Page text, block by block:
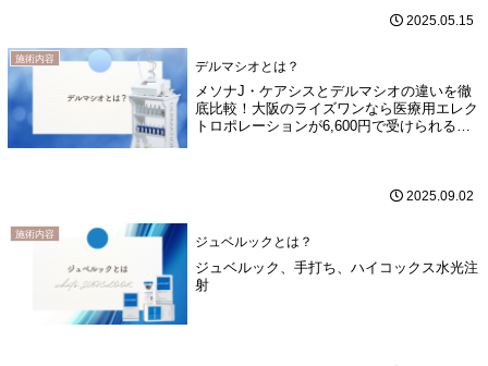
2025.05.15
施術内容 デルマシオとは？
メソナJ・ケアシスとデルマシオの違いを徹
底比較！大阪のライズワンなら医療用エレク
トロポレーションが6,600円で受けられる魅
2025.09.02
施術内容 ジュベルックとは？
ジュベルック、手打ち、ハイコックス水光注
射